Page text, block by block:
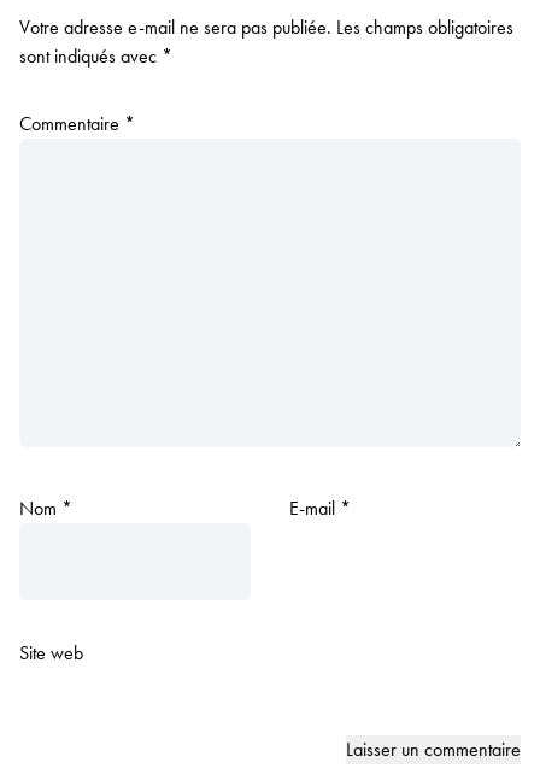
Votre adresse e-mail ne sera pas publiée. Les champs obligatoires
sont indiqués avec *
Commentaire *
Nom * E-mail *
Site web